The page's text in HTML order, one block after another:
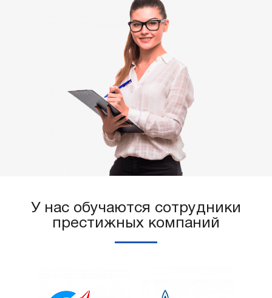
У нас обучаются сотрудники
престижных компаний